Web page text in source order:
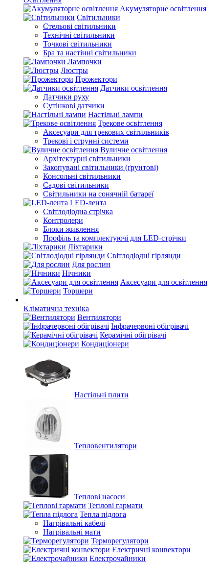
Акумуляторне освітлення
Світильники
Стельові світильники
Технічні світильники
Точкові світильники
Бра та настінні світильники
Лампочки
Люстры
Прожектори
Датчики освітлення
Датчики руху
Сутінкові датчики
Настільні лампи
Трекове освітлення
Аксесуари для трекових світильників
Трекові і струнні системи
Вуличне освітлення
Архітектурні світильники
Закопувані світильники (ґрунтові)
Консольні світильники
Садові світильники
Світильники на сонячній батареї
LED-лента
Світлодіодна стрічка
Контролери
Блоки живлення
Профіль та комплектуючі для LED-стрічки
Ліхтарики
Світлодіодні гірлянди
Для рослин
Нічники
Аксесуари для освітлення
Торшери
Кліматична техніка
Вентилятори
Інфрачервоні обігрівачі
Керамічні обігрівачі
Кондиціонери
Настільні плити
Тепловентилятори
Теплові насоси
Теплові гармати
Тепла підлога
Нагрівальні кабелі
Нагрівальні мати
Терморегулятори
Електричні конвектори
Електрочайники